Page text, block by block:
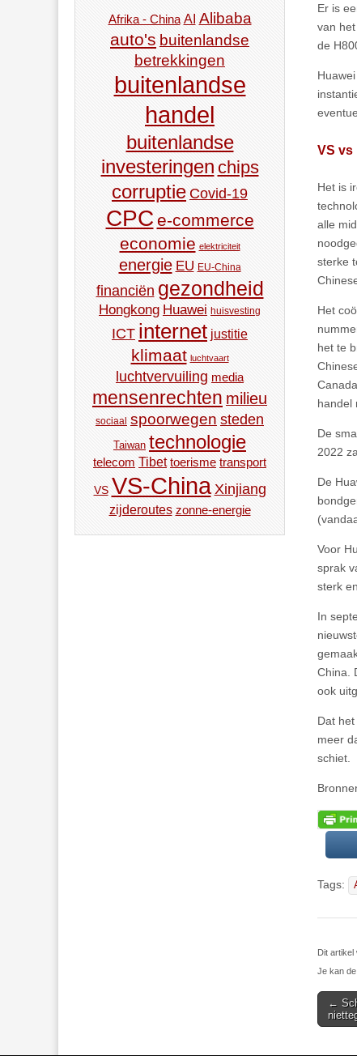
Er is
van
de
VS vs
Het is
alle
sterke
Het
het te
handel
De
2022
De
Voor
sprak
sterk
In
China.
ook
Dat
meer
schiet.
Tags:
Dit artikel
Je kan
Post
←
Afrika - China AI Alibaba
auto's buitenlandse
betrekkingen
buitenlandse
handel
buitenlandse
investeringen chips
corruptie Covid-19
CPC e-commerce
economie elektriciteit
energie EU EU-China
financiën gezondheid
Hongkong Huawei huisvesting
ICT internet justitie
klimaat luchtvaart
luchtvervuiling media
mensenrechten milieu
sociaal spoorwegen steden
Taiwan technologie
telecom Tibet toerisme transport
VS VS-China Xinjiang
zijderoutes zonne-energie